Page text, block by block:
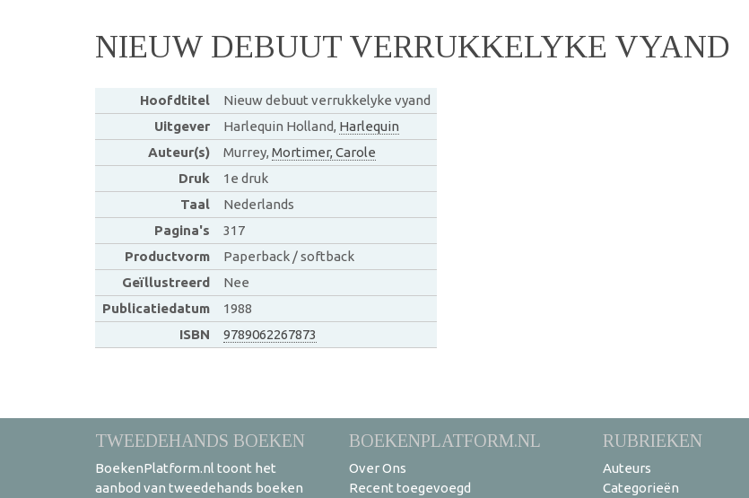
NIEUW DEBUUT VERRUKKELYKE VYAND
Hoofdtitel
Nieuw debuut verrukkelyke vyand
Uitgever
Harlequin Holland, Harlequin
Auteur(s)
Murrey, Mortimer, Carole
Druk
1e druk
Taal
Nederlands
Pagina's
317
Productvorm
Paperback / softback
Geïllustreerd
Nee
Publicatiedatum
1988
ISBN
9789062267873
TWEEDEHANDS BOEKEN
BoekenPlatform.nl toont het
aanbod van tweedehands boeken
BOEKENPLATFORM.NL
Over Ons
Recent toegevoegd
RUBRIEKEN
Auteurs
Categorieën